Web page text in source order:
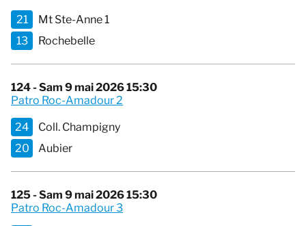
21
Mt Ste-Anne 1
13
Rochebelle
124 - Sam 9 mai 2026 15:30
Patro Roc-Amadour 2
24
Coll. Champigny
20
Aubier
125 - Sam 9 mai 2026 15:30
Patro Roc-Amadour 3